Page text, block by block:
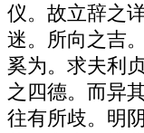
仪。故立辞之
迷。所向之吉
奚为。求夫利
之四德。而异
往有所歧。明